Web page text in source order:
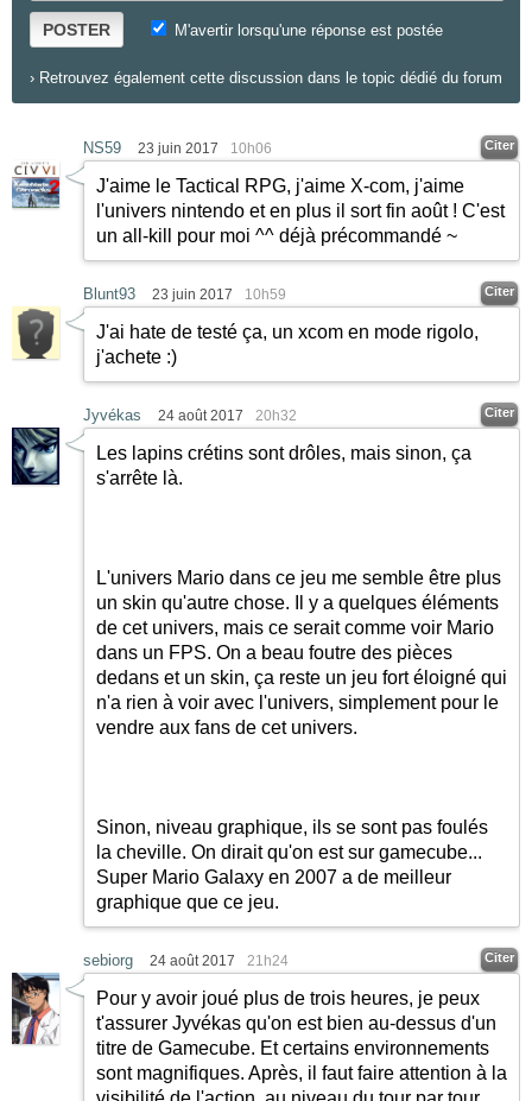
POSTER M'avertir lorsqu'une réponse est postée
› Retrouvez également cette discussion dans le topic dédié du forum
NS59 23 juin 2017 10h06 Citer
J'aime le Tactical RPG, j'aime X-com, j'aime
l'univers nintendo et en plus il sort fin août ! C'est
un all-kill pour moi ^^ déjà précommandé ~
Blunt93 23 juin 2017 10h59 Citer
J'ai hate de testé ça, un xcom en mode rigolo,
j'achete :)
Jyvékas 24 août 2017 20h32 Citer
Les lapins crétins sont drôles, mais sinon, ça
s'arrête là.
L'univers Mario dans ce jeu me semble être plus
un skin qu'autre chose. Il y a quelques éléments
de cet univers, mais ce serait comme voir Mario
dans un FPS. On a beau foutre des pièces
dedans et un skin, ça reste un jeu fort éloigné qui
n'a rien à voir avec l'univers, simplement pour le
vendre aux fans de cet univers.
Sinon, niveau graphique, ils se sont pas foulés
la cheville. On dirait qu'on est sur gamecube...
Super Mario Galaxy en 2007 a de meilleur
graphique que ce jeu.
sebiorg 24 août 2017 21h24 Citer
Pour y avoir joué plus de trois heures, je peux
t'assurer Jyvékas qu'on est bien au-dessus d'un
titre de Gamecube. Et certains environnements
sont magnifiques. Après, il faut faire attention à la